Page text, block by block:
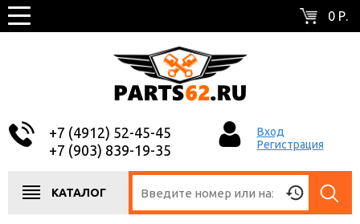
0 Р.
+7 (4912) 52-45-45
+7 (903) 839-19-35
Вход
Регистрация
КАТАЛОГ